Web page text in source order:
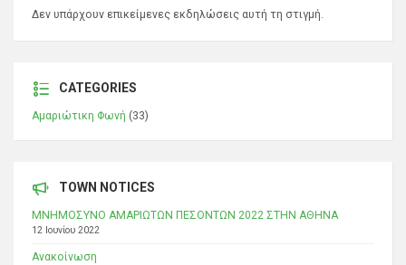
Δεν υπάρχουν επικείμενες εκδηλώσεις αυτή τη στιγμή.
CATEGORIES
Αμαριώτικη Φωνή (33)
TOWN NOTICES
ΜΝΗΜΟΣΥΝΟ ΑΜΑΡΙΩΤΩΝ ΠΕΣΟΝΤΩΝ 2022 ΣΤΗΝ ΑΘΗΝΑ
12 Ιουνίου 2022
Ανακοίνωση